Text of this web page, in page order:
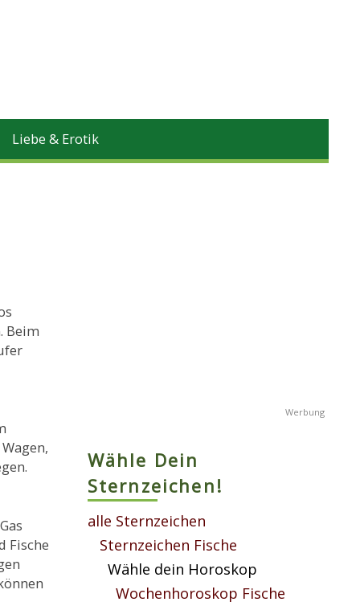
Liebe & Erotik
Beim
Fische
Wähle Dein
Sternzeichen!
alle Sternzeichen
Sternzeichen Fische
Wähle dein Horoskop
Wochenhoroskop Fische